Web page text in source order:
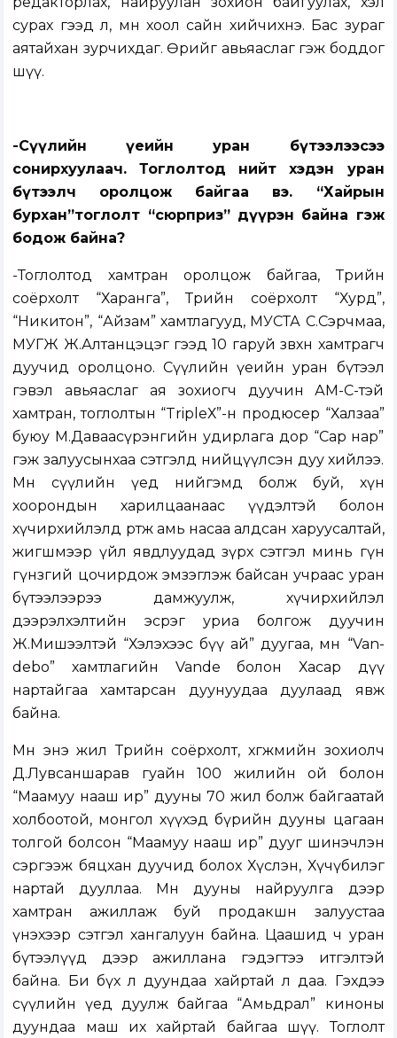
сурах гээд л, мөн хоол сайн хийчихнэ. Бас зураг
аятайхан зурчихдаг. Өөрийгөө авьяаслаг гэж боддог
шүү.
-Сүүлийн үеийн уран бүтээлээсээ
сонирхуулаач. Тоглолтод нийт хэдэн уран
бүтээлч оролцож байгаа вэ. “Хайрын
бурхан”тоглолт “сюрприз” дүүрэн байна гэж
бодож байна?
-Тоглолтод хамтран оролцож байгаа, Төрийн
соёрхолт “Харанга”, Төрийн соёрхолт “Хурд”,
“Никитон”, “Айзам” хамтлагууд, МУСТА С.Сэрчмаа,
МУГЖ Ж.Алтанцэцэг гээд 10 гаруй зөвхөн хамтрагч
дуучид оролцоно. Сүүлийн үеийн уран бүтээл
гэвэл авьяаслаг ая зохиогч дуучин АМ-С-тэй
хамтран, тоглолтын “TripleХ”-н продюсер “Халзаа”
буюу М.Даваасүрэнгийн удирлага дор “Сар нар”
гэж залуусынхаа сэтгэлд нийцүүлсэн дуу хийлээ.
Мөн сүүлийн үед нийгэмд болж буй, хүн
хоорондын харилцаанаас үүдэлтэй болон
хүчирхийлэлд өртөж амь насаа алдсан харуусалтай,
жигшмээр үйл явдлуудад зүрх сэтгэл минь гүн
гүнзгий цочирдож эмзэглэж байсан учраас уран
бүтээлээрээ дамжуулж, хүчирхийлэл
дээрэлхэлтийн эсрэг уриа болгож дуучин
Ж.Мишээлтэй “Хэлэхээс бүү ай” дуугаа, мөн “Van­
debo” хамтлагийн Vande болон Хасар дүү
нартайгаа хамтарсан дуунуудаа дуулаад явж
байна.
Мөн энэ жил Төрийн соёрхолт, хөгжмийн зохиолч
Д.Лувсаншарав гуайн 100 жилийн ой болон
“Маамуу нааш ир” дууны 70 жил болж байгаатай
холбоотой, монгол хүүхэд бүрийн дууны цагаан
толгой болсон “Маамуу нааш ир” дууг шинэчлэн
сэргээж бяцхан дуучид болох Хүслэн, Хүчүбилэг
нартай дууллаа. Мөн дууны найруулга дээр
хамтран ажиллаж буй продакшн залуустаа
үнэхээр сэтгэл хангалуун байна. Цаашид ч уран
бүтээлүүд дээр ажиллана гэдэгтээ итгэлтэй
байна. Би бүх л дуундаа хайртай л даа. Гэхдээ
cүүлийн үед дуулж байгаа “Амьдрал” киноны
дуундаа маш их хайртай байгаа шүү. Тоглолт